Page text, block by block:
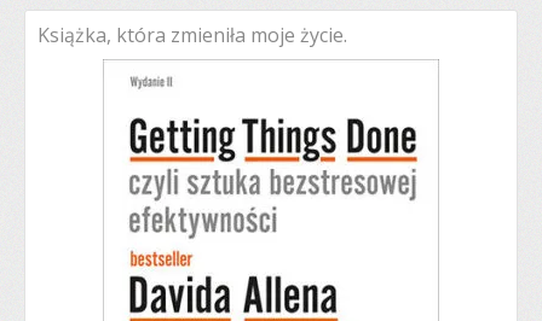
Książka, która zmieniła moje życie.